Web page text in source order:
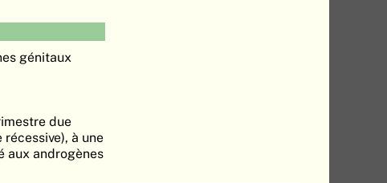
génitaux
due
à une
aux androgènes